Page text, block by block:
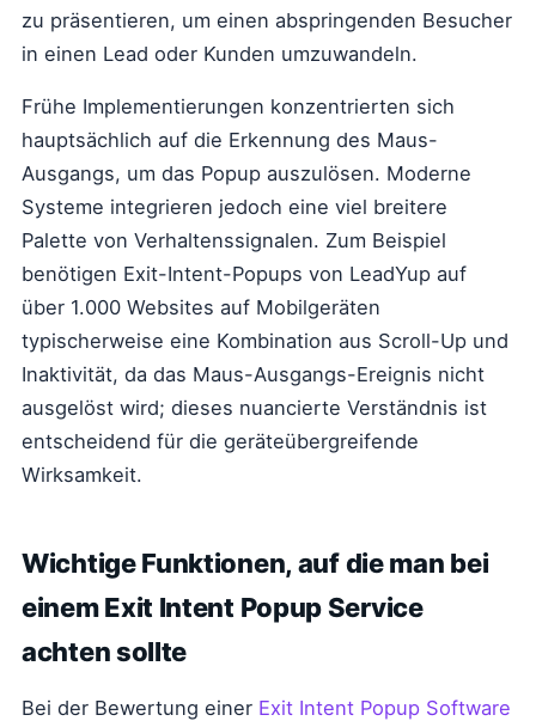
zu präsentieren, um einen abspringenden Besucher
in einen Lead oder Kunden umzuwandeln.
Frühe Implementierungen konzentrierten sich
hauptsächlich auf die Erkennung des Maus-
Ausgangs, um das Popup auszulösen. Moderne
Systeme integrieren jedoch eine viel breitere
Palette von Verhaltenssignalen. Zum Beispiel
benötigen Exit-Intent-Popups von LeadYup auf
über 1.000 Websites auf Mobilgeräten
typischerweise eine Kombination aus Scroll-Up und
Inaktivität, da das Maus-Ausgangs-Ereignis nicht
ausgelöst wird; dieses nuancierte Verständnis ist
entscheidend für die geräteübergreifende
Wirksamkeit.
Wichtige Funktionen, auf die man bei
einem Exit Intent Popup Service
achten sollte
Bei der Bewertung einer Exit Intent Popup Software